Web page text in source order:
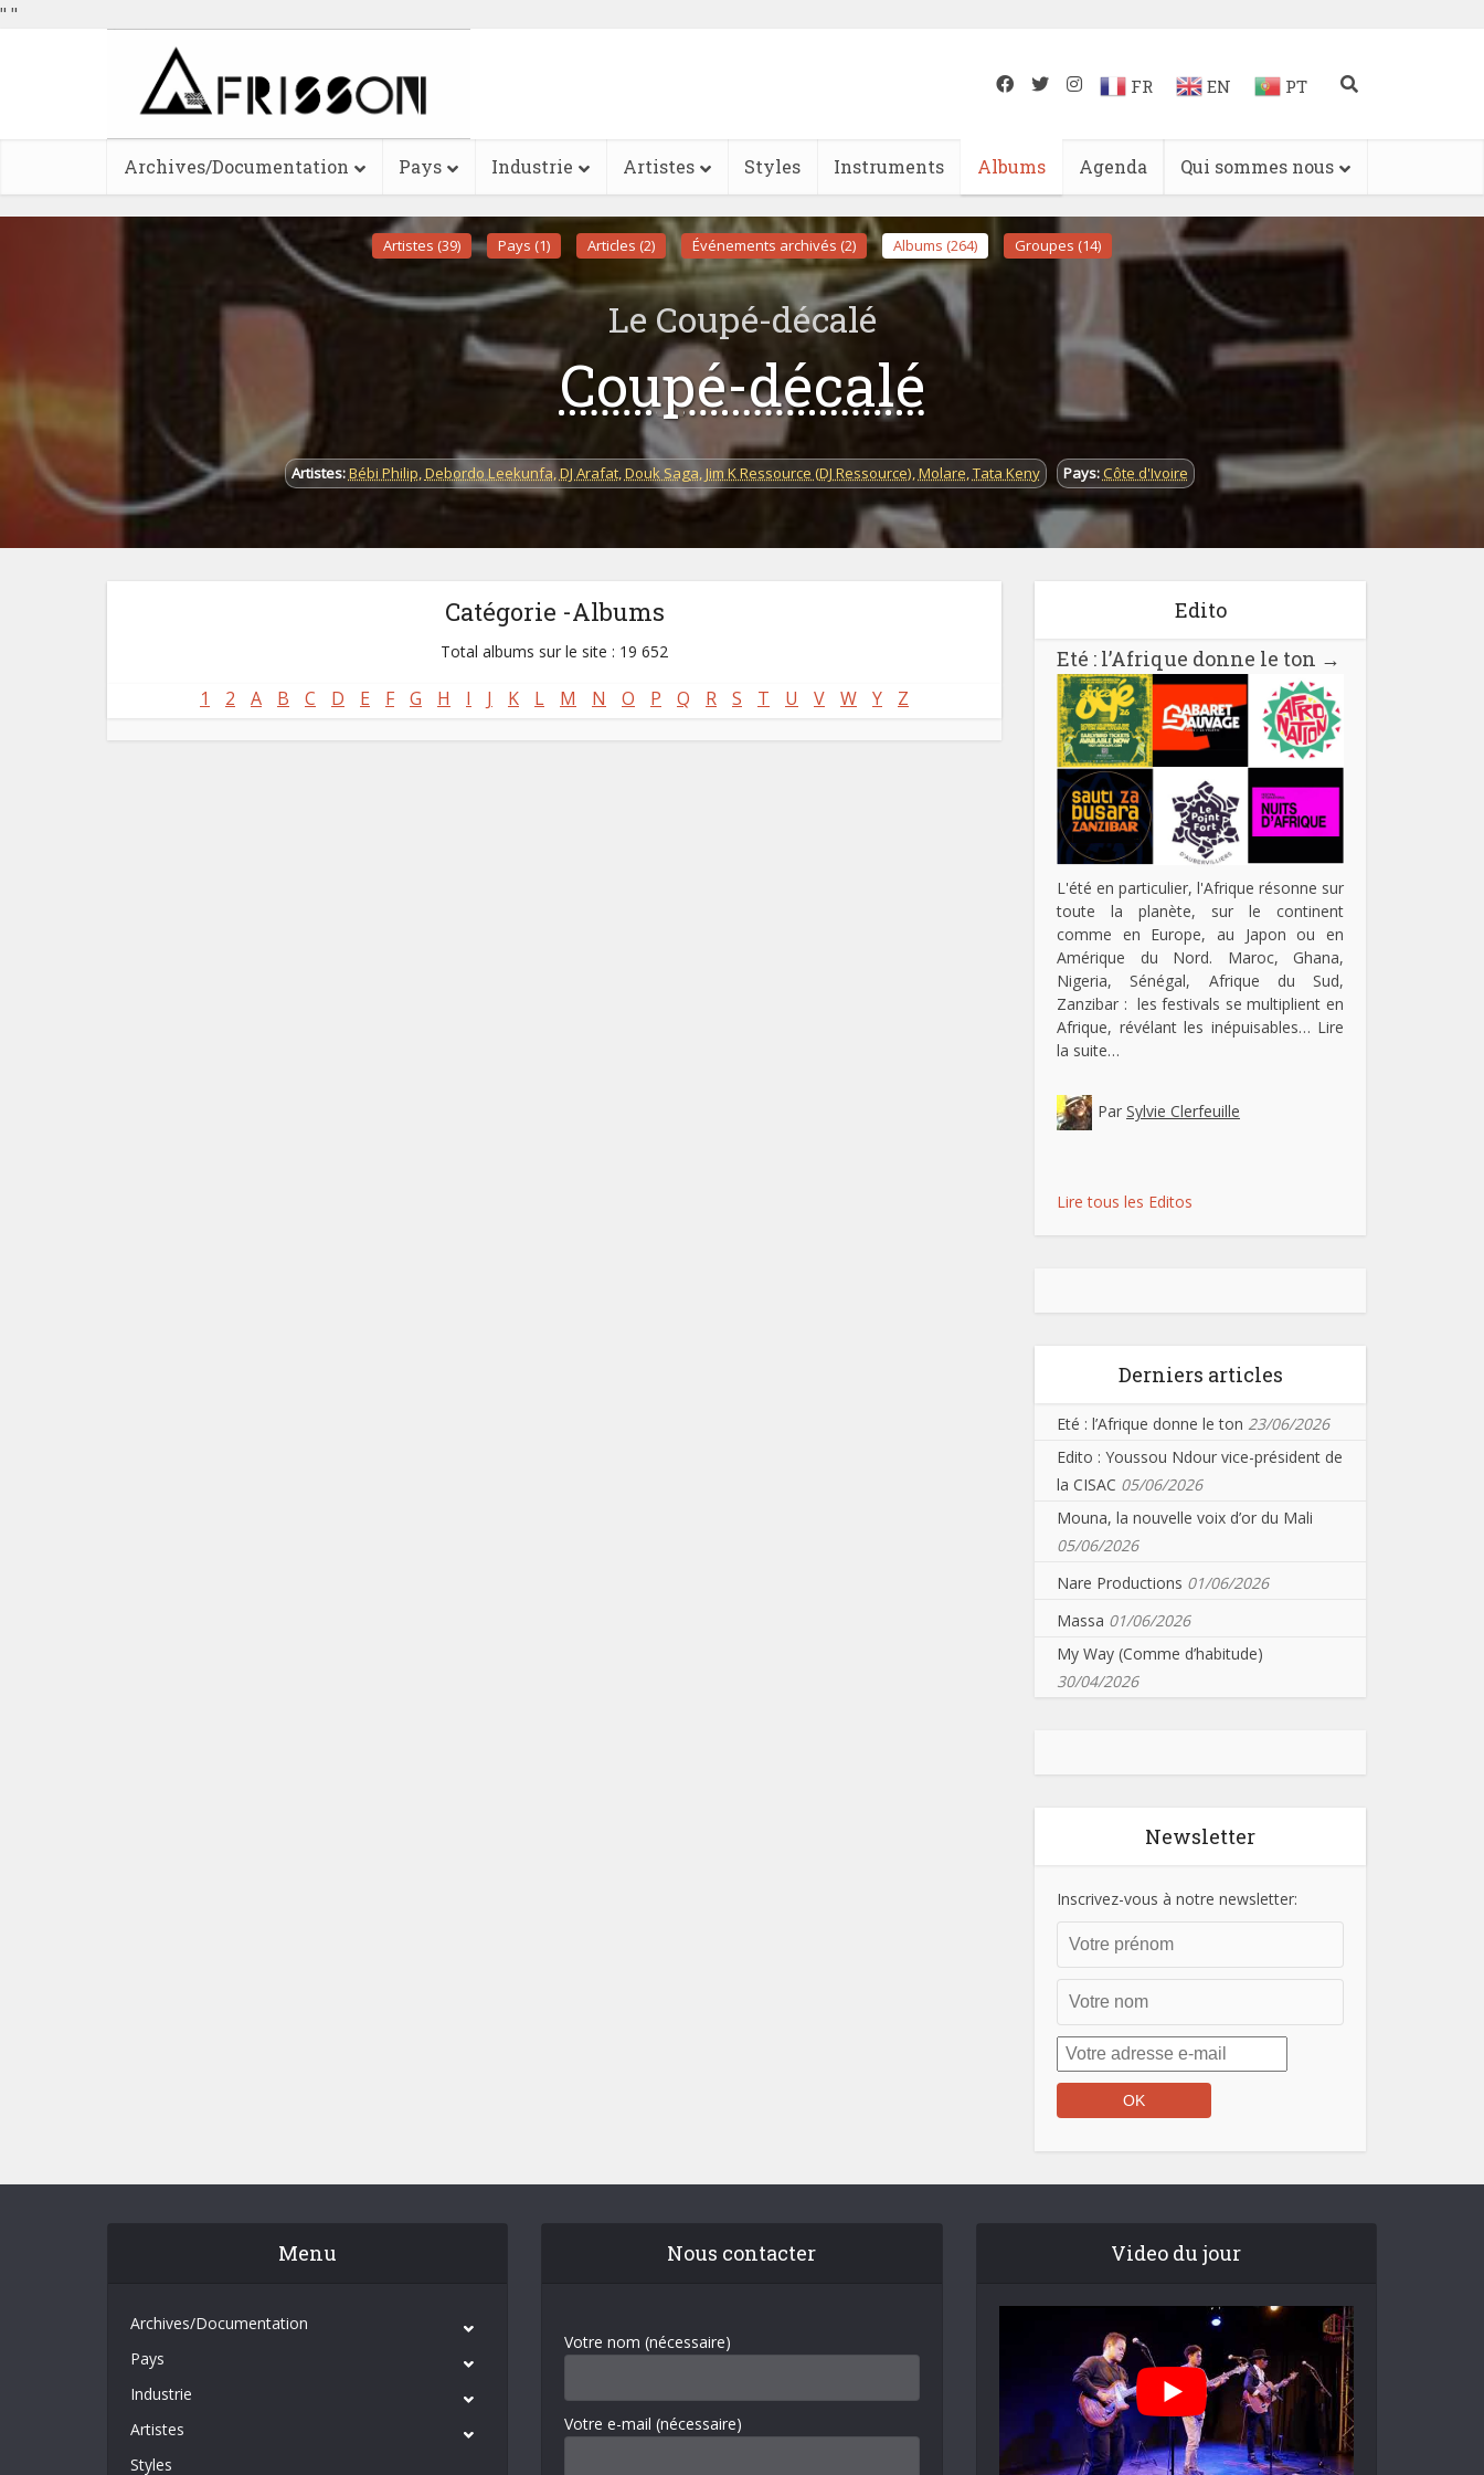
" "
FR EN PT
Archives/Documentation Pays Industrie Artistes Styles Instruments Albums Agenda Qui sommes nous
Artistes (39) Pays (1) Articles (2) Événements archivés (2) Albums (264) Groupes (14)
Le Coupé-décalé
Coupé-décalé
Artistes:Bébi Philip,Debordo Leekunfa,DJ Arafat,Douk Saga,Jim K Ressource (DJ Ressource),Molare,Tata Keny Pays:Côte d'Ivoire
Catégorie -Albums
Total albums sur le site : 19 652
1 2 A B C D E F G H I J K L M N O P Q R S T U V W Y Z
Edito
Eté : l’Afrique donne le ton →
L'été en particulier, l'Afrique résonne sur
toute la planète, sur le continent
comme en Europe, au Japon ou en
Amérique du Nord. Maroc, Ghana,
Nigeria, Sénégal, Afrique du Sud,
Zanzibar : les festivals se multiplient en
Afrique, révélant les inépuisables… Lire
la suite…
Par Sylvie Clerfeuille
Lire tous les Editos
Derniers articles
Eté : l’Afrique donne le ton 23/06/2026
Edito : Youssou Ndour vice-président de
la CISAC 05/06/2026
Mouna, la nouvelle voix d’or du Mali
05/06/2026
Nare Productions 01/06/2026
Massa 01/06/2026
My Way (Comme d’habitude)
30/04/2026
Newsletter
Inscrivez-vous à notre newsletter:
Menu
Archives/Documentation
Pays
Industrie
Artistes
Styles
Nous contacter
Votre nom (nécessaire)
Votre e-mail (nécessaire)
Video du jour